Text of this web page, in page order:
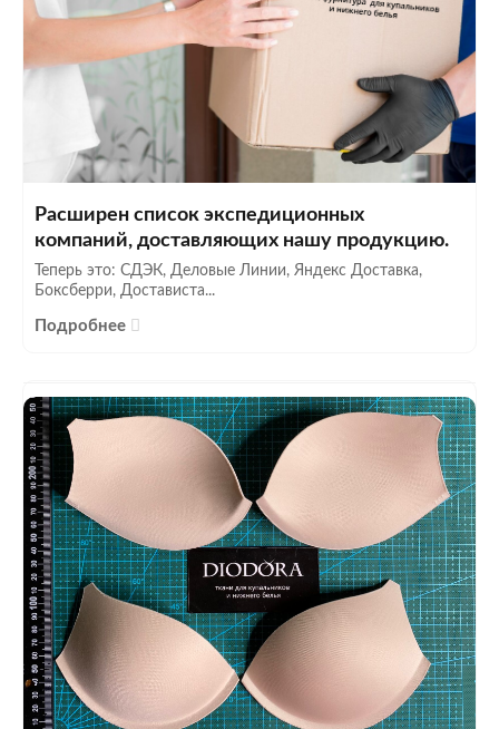
Расширен список экспедиционных
компаний, доставляющих нашу продукцию.
Теперь это: СДЭК, Деловые Линии, Яндекс Доставка,
Боксберри, Достависта...
Подробнее